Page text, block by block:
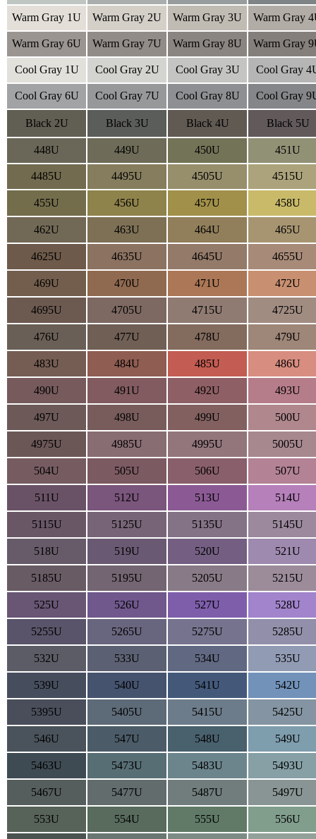
Warm Gray 1U Warm Gray 2U Warm Gray 3U Warm Gray
Warm Gray 6U Warm Gray 7U Warm Gray 8U Warm Gray
Cool Gray 1U Cool Gray 2U Cool Gray 3U Cool Gray
Cool Gray 6U Cool Gray 7U Cool Gray 8U Cool Gray
Black 2U Black 3U Black 4U Black 5U
448U 449U 450U 451U
4485U 4495U 4505U 4515U
455U 456U 457U 458U
462U 463U 464U 465U
4625U 4635U 4645U 4655U
469U 470U 471U 472U
4695U 4705U 4715U 4725U
476U 477U 478U 479U
483U 484U 485U 486U
490U 491U 492U 493U
497U 498U 499U 500U
4975U 4985U 4995U 5005U
504U 505U 506U 507U
511U 512U 513U 514U
5115U 5125U 5135U 5145U
518U 519U 520U 521U
5185U 5195U 5205U 5215U
525U 526U 527U 528U
5255U 5265U 5275U 5285U
532U 533U 534U 535U
539U 540U 541U 542U
5395U 5405U 5415U 5425U
546U 547U 548U 549U
5463U 5473U 5483U 5493U
5467U 5477U 5487U 5497U
553U 554U 555U 556U